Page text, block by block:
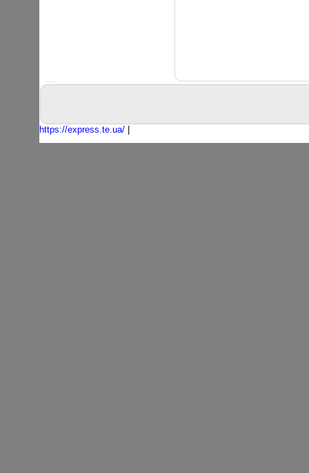
https://express.te.ua/|